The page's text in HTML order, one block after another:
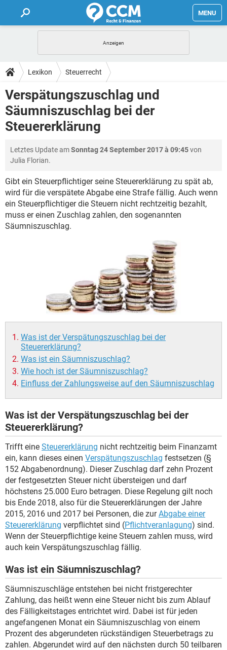
MENU
FORUM
TIPPS
LEXIKON
Lexikon Steuerrecht
Verspätungszuschlag und
Säumniszuschlag bei der
Steuererklärung
Letztes Update amSonntag 24 September 2017 à 09:45von
Julia Florian.
Gibt ein Steuerpflichtiger seine Steuererklärung zu spät ab,
wird für die verspätete Abgabe eine Strafe fällig. Auch wenn
ein Steuerpflichtiger die Steuern nicht rechtzeitig bezahlt,
muss er einen Zuschlag zahlen, den sogenannten
Säumniszuschlag.
Was ist der Verspätungszuschlag bei der
Steuererklärung?
Was ist ein Säumniszuschlag?
Wie hoch ist der Säumniszuschlag?
Einfluss der Zahlungsweise auf den Säumniszuschlag
Was ist der Verspätungszuschlag bei der
Steuererklärung?
Trifft eine Steuererklärung nicht rechtzeitig beim Finanzamt
ein, kann dieses einen Verspätungszuschlag festsetzen (§
152 Abgabenordnung). Dieser Zuschlag darf zehn Prozent
der festgesetzten Steuer nicht übersteigen und darf
höchstens 25.000 Euro betragen. Diese Regelung gilt noch
bis Ende 2018, also für die Steuererklärungen der Jahre
2015, 2016 und 2017 bei Personen, die zurAbgabe einer
Steuererklärung verpflichtet sind (Pflichtveranlagung) sind.
Wenn der Steuerpflichtige keine Steuern zahlen muss, wird
auch kein Verspätungszuschlag fällig.
Was ist ein Säumniszuschlag?
Säumniszuschläge entstehen bei nicht fristgerechter
Zahlung, das heißt wenn eine Steuer nicht bis zum Ablauf
des Fälligkeitstages entrichtet wird. Dabei ist für jeden
angefangenen Monat ein Säumniszuschlag von einem
Prozent des abgerundeten rückständigen Steuerbetrags zu
zahlen. Abgerundet wird auf den nächsten durch 50 teilbaren